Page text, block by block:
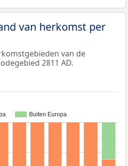
van herkomst per
van de
2811 AD.
Buiten Europa